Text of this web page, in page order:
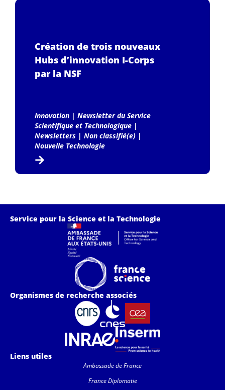
Création de trois nouveaux
Hubs d’innovation I-Corps
par la NSF
Innovation| Newsletter du Service
Scientifique et Technologique|
Newsletters| Non classifié(e)|
Nouvelle Technologie
Service pour la Science et la Technologie
Organismes de recherche associés
Liens utiles
Ambassade de France
France Diplomatie